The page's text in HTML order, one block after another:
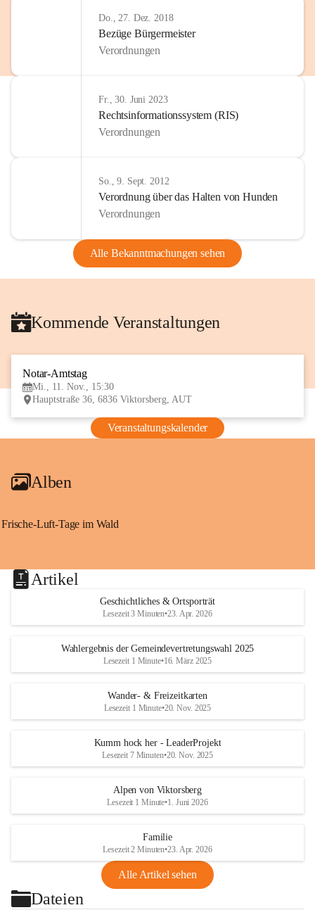
Do., 27. Dez. 2018
Bezüge Bürgermeister
Verordnungen
Fr., 30. Juni 2023
Rechtsinformationssystem (RIS)
Verordnungen
So., 9. Sept. 2012
Verordnung über das Halten von Hunden
Verordnungen
Alle Bekanntmachungen sehen
Kommende Veranstaltungen
Notar-Amtstag
Mi., 11. Nov., 15:30
Hauptstraße 36, 6836 Viktorsberg, AUT
Veranstaltungskalender
Alben
Frische-Luft-Tage im Wald
Artikel
Geschichtliches & Ortsporträt
Lesezeit 3 Minuten•23. Apr. 2026
Wahlergebnis der Gemeindevertretungswahl 2025
Lesezeit 1 Minute•16. März 2025
Wander- & Freizeitkarten
Lesezeit 1 Minute•20. Nov. 2025
Kumm hock her - LeaderProjekt
Lesezeit 7 Minuten•20. Nov. 2025
Alpen von Viktorsberg
Lesezeit 1 Minute•1. Juni 2026
Familie
Lesezeit 2 Minuten•23. Apr. 2026
Alle Artikel sehen
Dateien